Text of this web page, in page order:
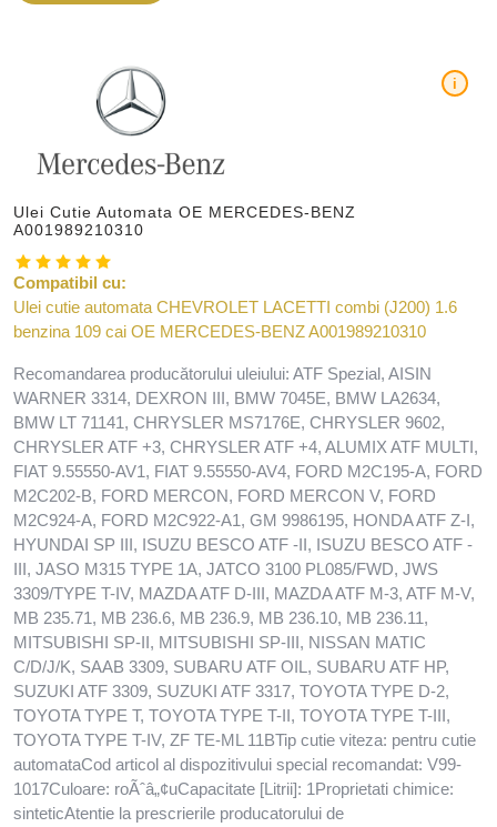
Ulei Cutie Automata OE MERCEDES-BENZ
A001989210310
i
Compatibil cu:
Ulei cutie automata CHEVROLET LACETTI combi (J200) 1.6
benzina 109 cai OE MERCEDES-BENZ A001989210310
Recomandarea producătorului uleiului: ATF Spezial, AISIN
WARNER 3314, DEXRON III, BMW 7045E, BMW LA2634,
BMW LT 71141, CHRYSLER MS7176E, CHRYSLER 9602,
CHRYSLER ATF +3, CHRYSLER ATF +4, ALUMIX ATF MULTI,
FIAT 9.55550-AV1, FIAT 9.55550-AV4, FORD M2C195-A, FORD
M2C202-B, FORD MERCON, FORD MERCON V, FORD
M2C924-A, FORD M2C922-A1, GM 9986195, HONDA ATF Z-I,
HYUNDAI SP III, ISUZU BESCO ATF -II, ISUZU BESCO ATF -
III, JASO M315 TYPE 1A, JATCO 3100 PL085/FWD, JWS
3309/TYPE T-IV, MAZDA ATF D-III, MAZDA ATF M-3, ATF M-V,
MB 235.71, MB 236.6, MB 236.9, MB 236.10, MB 236.11,
MITSUBISHI SP-II, MITSUBISHI SP-III, NISSAN MATIC
C/D/J/K, SAAB 3309, SUBARU ATF OIL, SUBARU ATF HP,
SUZUKI ATF 3309, SUZUKI ATF 3317, TOYOTA TYPE D-2,
TOYOTA TYPE T, TOYOTA TYPE T-II, TOYOTA TYPE T-III,
TOYOTA TYPE T-IV, ZF TE-ML 11BTip cutie viteza: pentru cutie
automataCod articol al dispozitivului special recomandat: V99-
1017Culoare: roÃˆâ„¢uCapacitate [Litrii]: 1Proprietati chimice:
sinteticAtentie la prescrierile producatorului de